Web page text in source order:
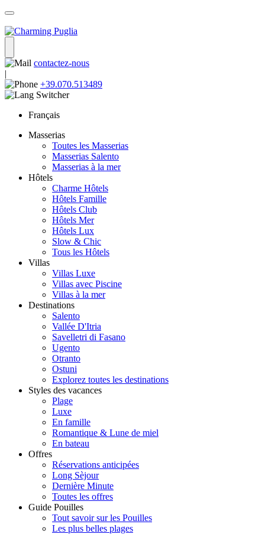
contactez-nous
|
+39.070.513489
Français
Masserias
Toutes les Masserias
Masserias Salento
Masserias à la mer
Hôtels
Charme Hôtels
Hôtels Famille
Hôtels Club
Hôtels Mer
Hôtels Lux
Slow & Chic
Tous les Hôtels
Villas
Villas Luxe
Villas avec Piscine
Villas à la mer
Destinations
Salento
Vallée D'Itria
Savelletri di Fasano
Ugento
Otranto
Ostuni
Explorez toutes les destinations
Styles des vacances
Plage
Luxe
En famille
Romantique & Lune de miel
En bateau
Offres
Réservations anticipées
Long Sèjour
Dernière Minute
Toutes les offres
Guide Pouilles
Tout savoir sur les Pouilles
Les plus belles plages